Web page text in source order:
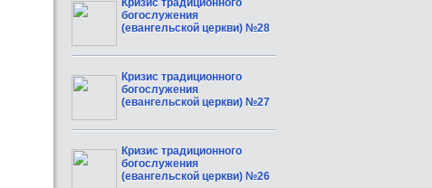
Кризис традиционного
богослужения
(евангельской церкви) №28
Кризис традиционного
богослужения
(евангельской церкви) №27
Кризис традиционного
богослужения
(евангельской церкви) №26